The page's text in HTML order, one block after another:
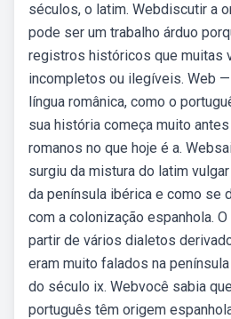
séculos, o latim. Webdiscutir a
pode ser um trabalho árduo
registros históricos que muitas
incompletos ou ilegíveis. Web
língua românica, como o
sua história começa muito
romanos no que hoje é a.
surgiu da mistura do latim
da península ibérica e como se
com a colonização espanhola.
partir de vários dialetos
eram muito falados na
do século ix. Webvocê sabia
português têm origem